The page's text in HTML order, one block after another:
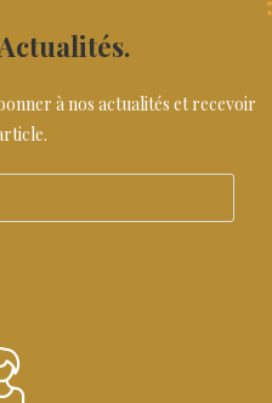
à nos actualités et recevoir